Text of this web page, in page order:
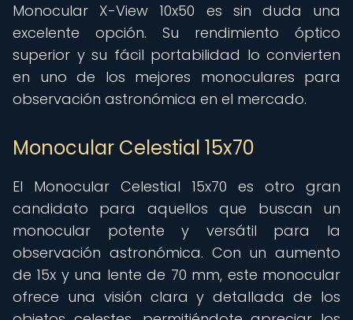
Monocular X-View 10x50 es sin duda una
excelente opción. Su rendimiento óptico
superior y su fácil portabilidad lo convierten
en uno de los mejores monoculares para
observación astronómica en el mercado.
Monocular Celestial 15x70
El Monocular Celestial 15x70 es otro gran
candidato para aquellos que buscan un
monocular potente y versátil para la
observación astronómica. Con un aumento
de 15x y una lente de 70 mm, este monocular
ofrece una visión clara y detallada de los